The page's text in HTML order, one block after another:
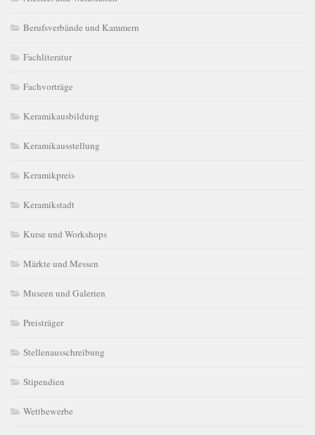
Berufsverbände und Kammern
Fachliteratur
Fachvorträge
Keramikausbildung
Keramikausstellung
Keramikpreis
Keramikstadt
Kurse und Workshops
Märkte und Messen
Museen und Galerien
Preisträger
Stellenausschreibung
Stipendien
Wettbewerbe